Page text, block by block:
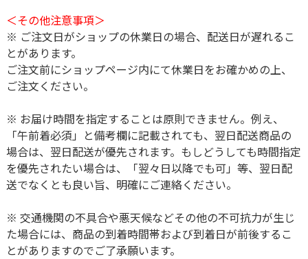
＜その他注意事項＞
※ ご注文日がショップの休業日の場合、配送日が遅れるこ
とがあります。
ご注文前にショップページ内にて休業日をお確かめの上、
ご注文ください。
※ お届け時間を指定することは原則できません。例え、
「午前着必須」と備考欄に記載されても、翌日配送商品の
場合は、翌日配送が優先されます。もしどうしても時間指定
を優先されたい場合は、「翌々日以降でも可」等、翌日配
送でなくとも良い旨、明確にご連絡ください。
※ 交通機関の不具合や悪天候などその他の不可抗力が生じ
た場合には、商品の到着時間帯および到着日が前後するこ
とがありますのでご了承願います。